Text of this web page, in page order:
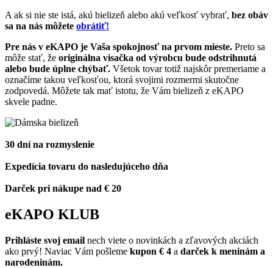
A ak si nie ste istá, akú bielizeň alebo akú veľkosť vybrať, bez obáv
sa na nás môžete obrátiť!
Pre nás v eKAPO je Vaša spokojnosť na prvom mieste. Preto sa
môže stať, že originálna visačka od výrobcu bude odstrihnutá
alebo bude úplne chýbať. Všetok tovar totiž najskôr premeriame a
označíme takou veľkosťou, ktorá svojimi rozmermi skutočne
zodpovedá. Môžete tak mať istotu, že Vám bielizeň z eKAPO
skvele padne.
30 dní na rozmyslenie
Expedícia tovaru do nasledujúceho dňa
Darček pri nákupe nad € 20
eKAPO KLUB
Prihláste svoj email nech viete o novinkách a zľavových akciách
ako prvý! Naviac Vám pošleme kupon € 4 a darček k meninám a
narodeninám.